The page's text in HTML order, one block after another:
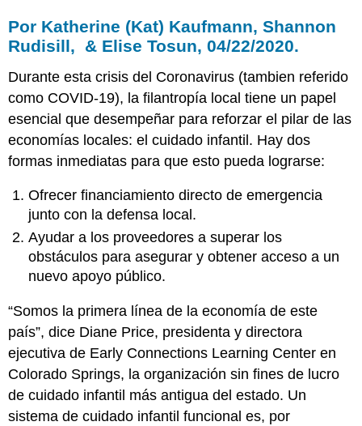
Por Katherine (Kat) Kaufmann, Shannon
Rudisill, & Elise Tosun, 04/22/2020.
Durante esta crisis del Coronavirus (tambien referido
como COVID-19), la filantropía local tiene un papel
esencial que desempeñar para reforzar el pilar de las
economías locales: el cuidado infantil. Hay dos
formas inmediatas para que esto pueda lograrse:
Ofrecer financiamiento directo de emergencia
junto con la defensa local.
Ayudar a los proveedores a superar los
obstáculos para asegurar y obtener acceso a un
nuevo apoyo público.
“Somos la primera línea de la economía de este
país”, dice Diane Price, presidenta y directora
ejecutiva de Early Connections Learning Center en
Colorado Springs, la organización sin fines de lucro
de cuidado infantil más antigua del estado. Un
sistema de cuidado infantil funcional es, por